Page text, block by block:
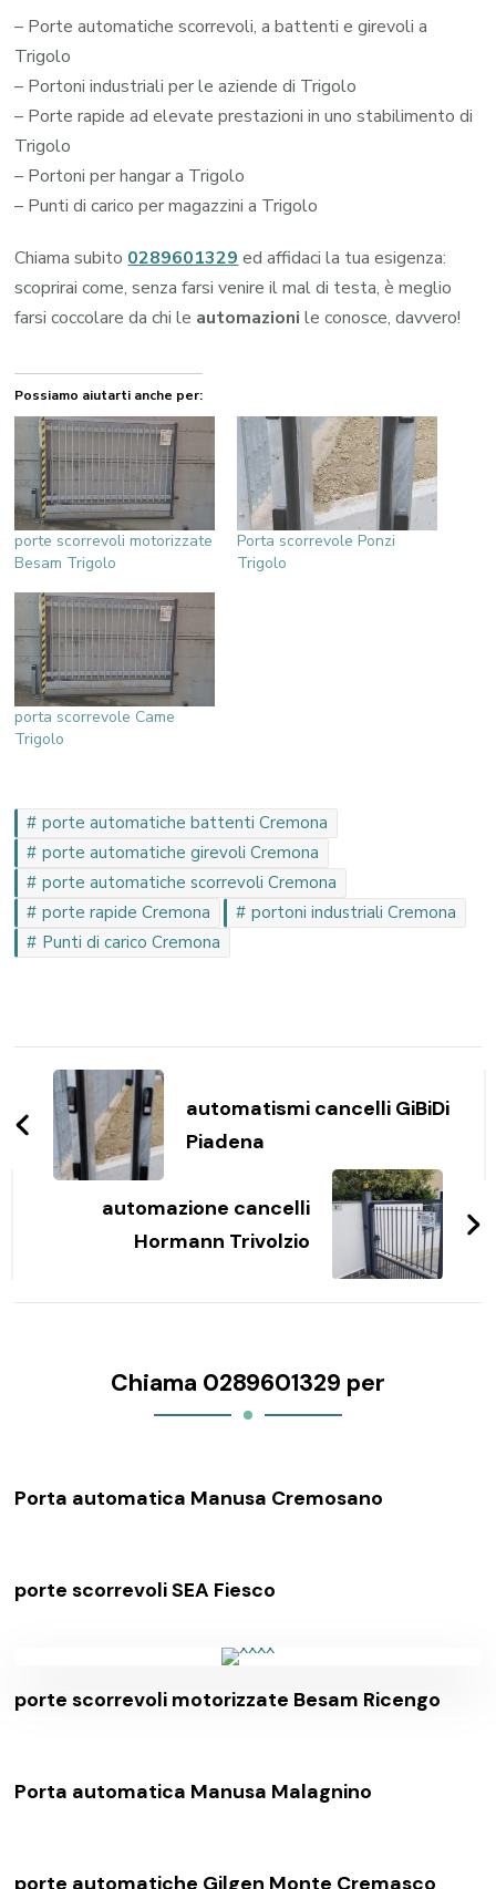
– Porte automatiche scorrevoli, a battenti e girevoli a
Trigolo
– Portoni industriali per le aziende di Trigolo
– Porte rapide ad elevate prestazioni in uno stabilimento di
Trigolo
– Portoni per hangar a Trigolo
– Punti di carico per magazzini a Trigolo
Chiama subito 0289601329 ed affidaci la tua esigenza:
scoprirai come, senza farsi venire il mal di testa, è meglio
farsi coccolare da chi le automazioni le conosce, davvero!
Possiamo aiutarti anche per:
porte scorrevoli motorizzate
Besam Trigolo
Porta scorrevole Ponzi
Trigolo
porta scorrevole Came
Trigolo
porte automatiche battenti Cremona
porte automatiche girevoli Cremona
porte automatiche scorrevoli Cremona
porte rapide Cremona
portoni industriali Cremona
Punti di carico Cremona
Navigazione
articoli
automatismi cancelli GiBiDi
Piadena
automazione cancelli
Hormann Trivolzio
Chiama 0289601329 per
Porta automatica Manusa Cremosano
porte scorrevoli SEA Fiesco
porte scorrevoli motorizzate Besam Ricengo
Porta automatica Manusa Malagnino